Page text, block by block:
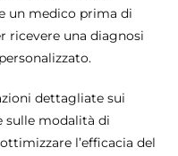
un medico prima di
ricevere una diagnosi
dettagliate sui
sulle modalità di
l’efficacia del